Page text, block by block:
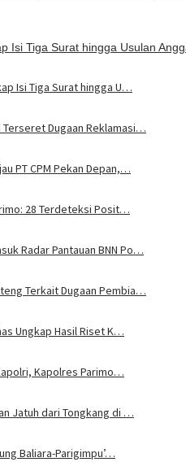
Isi Tiga Surat hingga U…
Terseret Dugaan Reklamasi…
PT CPM Pekan Depan,…
28 Terdeteksi Posit…
Radar Pantauan BNN Po…
Terkait Dugaan Pembia…
Ungkap Hasil Riset K…
Kapolres Parimo…
Jatuh dari Tongkang di …
Baliara-Parigimpu’…